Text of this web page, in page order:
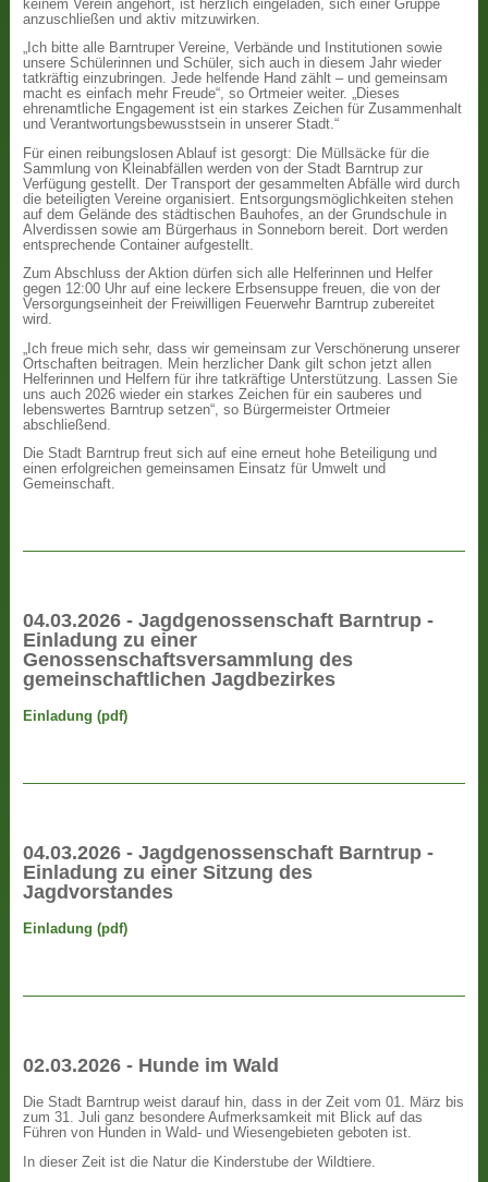
keinem Verein angehört, ist herzlich eingeladen, sich einer Gruppe
anzuschließen und aktiv mitzuwirken.
„Ich bitte alle Barntruper Vereine, Verbände und Institutionen sowie
unsere Schülerinnen und Schüler, sich auch in diesem Jahr wieder
tatkräftig einzubringen. Jede helfende Hand zählt – und gemeinsam
macht es einfach mehr Freude“, so Ortmeier weiter. „Dieses
ehrenamtliche Engagement ist ein starkes Zeichen für Zusammenhalt
und Verantwortungsbewusstsein in unserer Stadt.“
Für einen reibungslosen Ablauf ist gesorgt: Die Müllsäcke für die
Sammlung von Kleinabfällen werden von der Stadt Barntrup zur
Verfügung gestellt. Der Transport der gesammelten Abfälle wird durch
die beteiligten Vereine organisiert. Entsorgungsmöglichkeiten stehen
auf dem Gelände des städtischen Bauhofes, an der Grundschule in
Alverdissen sowie am Bürgerhaus in Sonneborn bereit. Dort werden
entsprechende Container aufgestellt.
Zum Abschluss der Aktion dürfen sich alle Helferinnen und Helfer
gegen 12:00 Uhr auf eine leckere Erbsensuppe freuen, die von der
Versorgungseinheit der Freiwilligen Feuerwehr Barntrup zubereitet
wird.
„Ich freue mich sehr, dass wir gemeinsam zur Verschönerung unserer
Ortschaften beitragen. Mein herzlicher Dank gilt schon jetzt allen
Helferinnen und Helfern für ihre tatkräftige Unterstützung. Lassen Sie
uns auch 2026 wieder ein starkes Zeichen für ein sauberes und
lebenswertes Barntrup setzen“, so Bürgermeister Ortmeier
abschließend.
Die Stadt Barntrup freut sich auf eine erneut hohe Beteiligung und
einen erfolgreichen gemeinsamen Einsatz für Umwelt und
Gemeinschaft.
04.03.2026 - Jagdgenossenschaft Barntrup -
Einladung zu einer
Genossenschaftsversammlung des
gemeinschaftlichen Jagdbezirkes
Einladung (pdf)
04.03.2026 - Jagdgenossenschaft Barntrup -
Einladung zu einer Sitzung des
Jagdvorstandes
Einladung (pdf)
02.03.2026 - Hunde im Wald
Die Stadt Barntrup weist darauf hin, dass in der Zeit vom 01. März bis
zum 31. Juli ganz besondere Aufmerksamkeit mit Blick auf das
Führen von Hunden in Wald- und Wiesengebieten geboten ist.
In dieser Zeit ist die Natur die Kinderstube der Wildtiere.